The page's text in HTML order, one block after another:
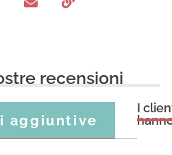
recensioni
aggiuntive
I